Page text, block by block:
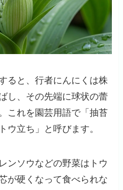
ると、行者にんにくは株
し、その先端に球状の蕾
これを園芸用語で「抽苔
ウ立ち」と呼びます。
ンソウなどの野菜はトウ
が硬くなって食べられな